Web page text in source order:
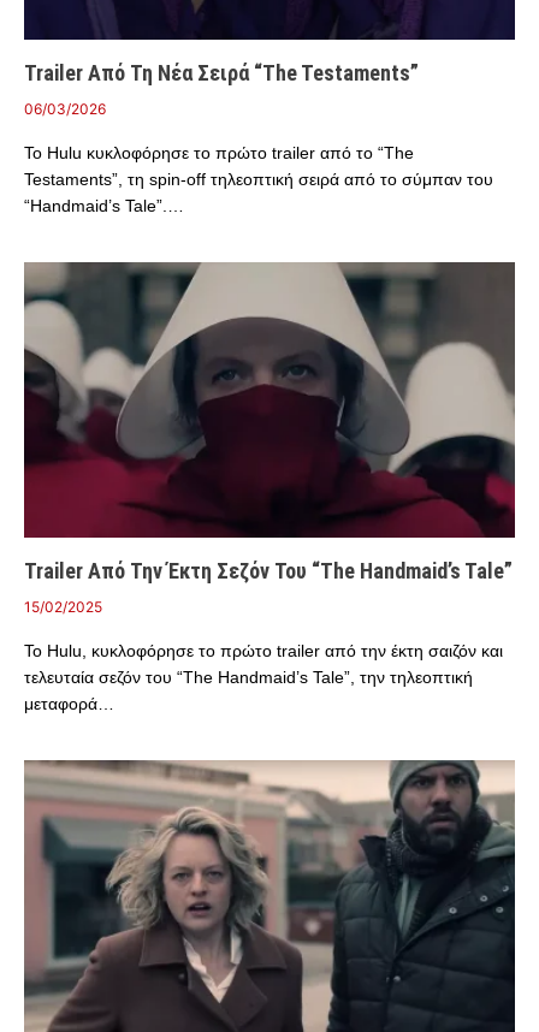
Trailer Από Τη Νέα Σειρά “The Testaments”
06/03/2026
Το Hulu κυκλοφόρησε το πρώτο trailer από το “The
Testaments”, τη spin-off τηλεοπτική σειρά από το σύμπαν του
“Handmaid’s Tale”.…
Trailer Από Την Έκτη Σεζόν Του “The Handmaid’s Tale”
15/02/2025
Το Hulu, κυκλοφόρησε το πρώτο trailer από την έκτη σαιζόν και
τελευταία σεζόν του “The Handmaid’s Tale”, την τηλεοπτική
μεταφορά…